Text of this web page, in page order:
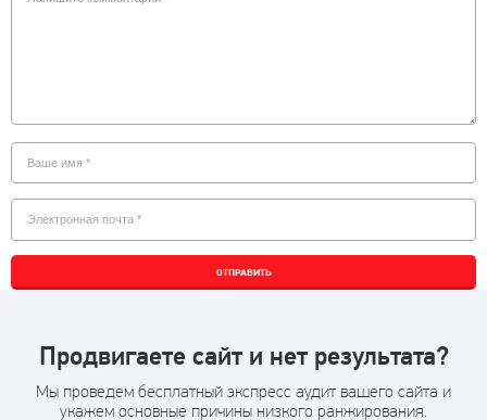
ОТПРАВИТЬ
Продвигаете сайт и нет результата?
Мы проведем бесплатный экспресс аудит вашего сайта и
укажем основные причины низкого ранжирования.